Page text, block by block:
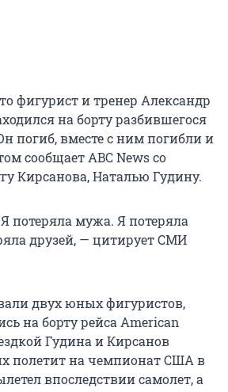
фигурист и тренер Александр
на борту разбившегося
погиб, вместе с ним погибли и
сообщает ABC News со
Кирсанова, Наталью Гудину.
потеряла мужа. Я потеряла
друзей, — цитирует СМИ
двух юных фигуристов,
на борту рейса American
Гудина и Кирсанов
полетит на чемпионат США в
впоследствии самолет, а